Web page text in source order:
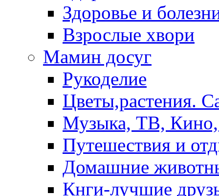
Здоровье и
Взрослые хвори
Мамин досуг
Рукоделие
Цветы,растения.
Музыка, ТВ,
Путешествия и
Домашние
Кнги-лучшие